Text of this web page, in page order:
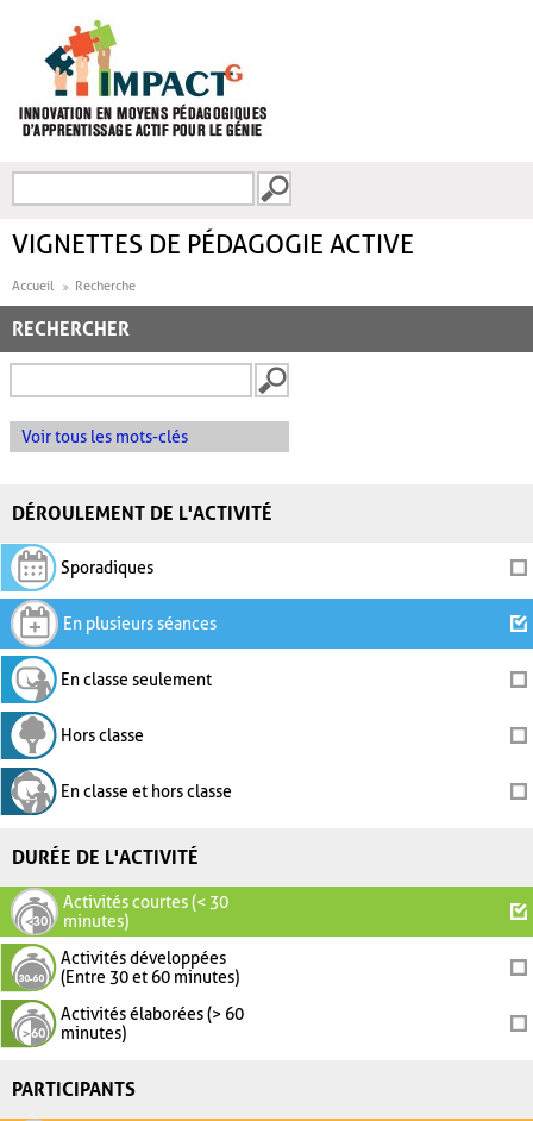
FORMULAIRE DE
VIGNETTES DE PÉDAGOGIE ACTIVE
Accueil Recherche
RECHERCHER
Voir tous les mots-clés
DÉROULEMENT DE L'ACTIVITÉ
Sporadiques
En plusieurs séances
En classe seulement
Hors classe
En classe et hors classe
DURÉE DE L'ACTIVITÉ
Activités courtes (< 30
minutes)
Activités développées
(Entre 30 et 60 minutes)
Activités élaborées (> 60
minutes)
PARTICIPANTS